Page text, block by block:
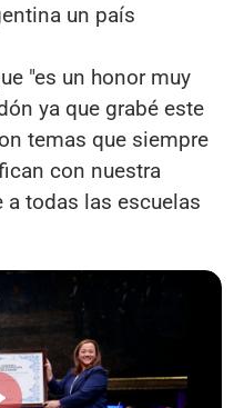
un país
"es un honor muy
ya que grabé este
temas que siempre
con nuestra
a todas las escuelas